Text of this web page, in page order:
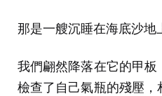
那是一艘沉睡在海底沙地
我們翩然降落在它的甲
檢查了自己氣瓶的殘壓